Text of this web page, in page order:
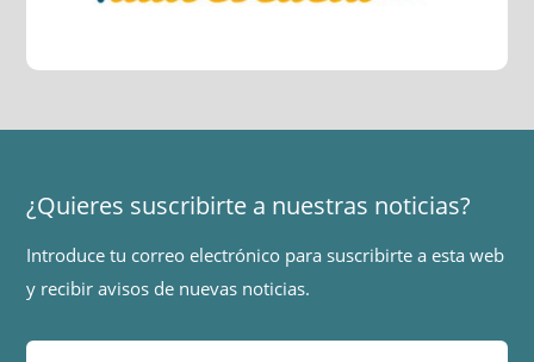
¿Quieres suscribirte a nuestras noticias?
Introduce tu correo electrónico para suscribirte a esta web
y recibir avisos de nuevas noticias.